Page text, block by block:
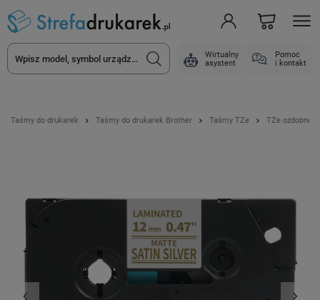
Wirtualny
asystent
Pomoc
i kontakt
Taśmy do drukarek Taśmy do drukarek Brother Taśmy TZe TZe ozdobne